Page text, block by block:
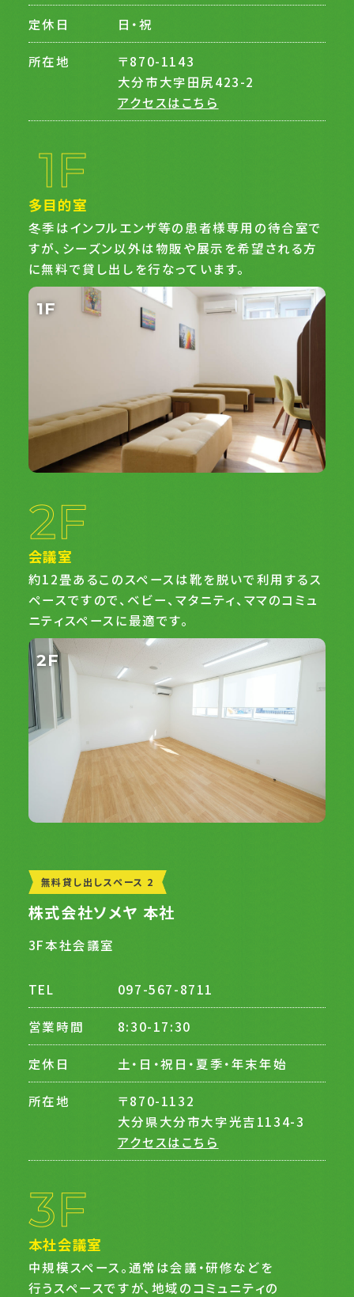
定休日 日・祝
所在地
〒870-1143
大分市大字田尻423-2
アクセスはこちら
1F
多目的室
冬季はインフルエンザ等の患者様専用の待合室で
すが、シーズン以外は物販や展示を希望される方
に無料で貸し出しを行なっています。
2F
会議室
約12畳あるこのスペースは靴を脱いで利用するス
ペースですので、ベビー、マタニティ、ママのコミュ
ニティスペースに最適です。
無料貸し出しスペース 2
株式会社ソメヤ 本社
3F本社会議室
TEL 097-567-8711
営業時間 8:30-17:30
定休日 土・日・祝日・夏季・年末年始
所在地
〒870-1132
大分県大分市大字光吉1134-3
アクセスはこちら
本社会議室
中規模スペース。通常は会議・研修などを
行うスペースですが、地域のコミュニティの